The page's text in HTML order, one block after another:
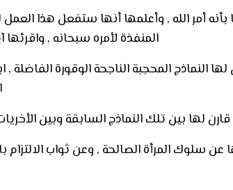
بأنه أمر الله , وأعلمها أنها ستفعل هذا
المنفذة لأمره سبحانه ,
النماذج المحجبة الناجحة الوقورة
قارن لها بين تلك النماذج السابقة وبين
عن سلوك المرأة الصالحة , وعن ثواب الالتزام